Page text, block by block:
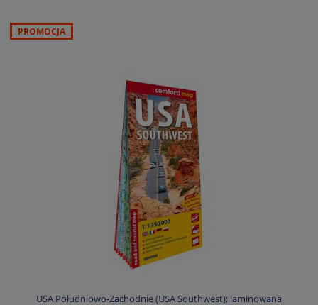
USA Południowo-Zachodnie (USA Southwest); laminowana
PROMOCJA